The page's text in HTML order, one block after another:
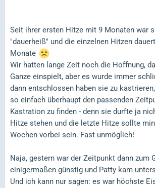
Seit ihrer ersten Hitze mit 9 Monaten war
"dauerheiß" und die einzelnen Hitzen
Monate
Wir hatten lange Zeit noch die Hoffnung,
Ganze einspielt, aber es wurde immer
dann entschlossen haben sie zu
so einfach überhaupt den passenden
Kastration zu finden - denn sie durfte ja
Hitze stehen und die letzte Hitze sollte
Wochen vorbei sein. Fast unmöglich!
Naja, gestern war der Zeitpunkt dann zum
einigermaßen günstig und Patty kam
Und ich kann nur sagen: es war höchste